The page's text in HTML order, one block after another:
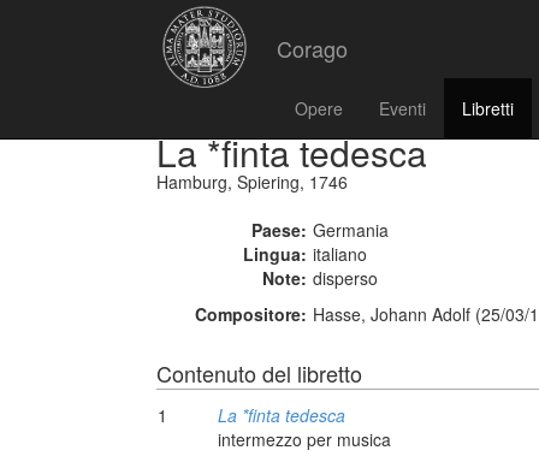
Corago
Opere Eventi Libretti
La *finta tedesca
Hamburg, Spiering, 1746
Paese: Germania
Lingua: italiano
Note: disperso
Compositore: Hasse, Johann Adolf (25/03/
Contenuto del libretto
1
La *finta tedesca
intermezzo per musica